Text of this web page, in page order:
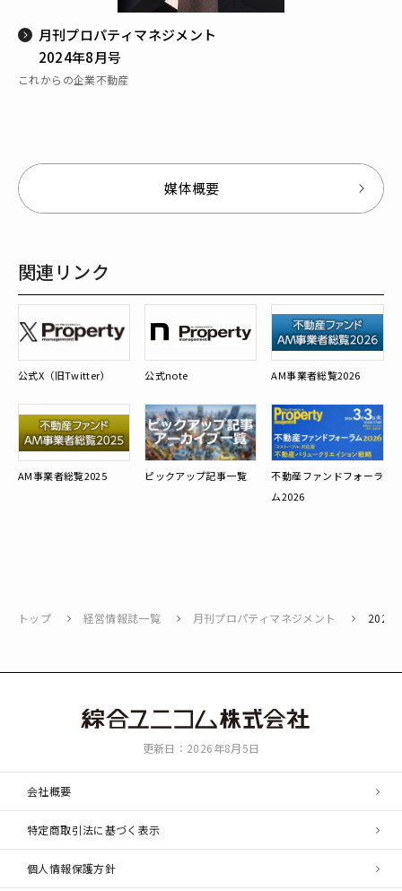
月刊プロパティマネジメント
2024年8月号
これからの企業不動産
媒体概要
関連リンク
公式X（旧Twitter） 公式note AM事業者総覧2026
AM事業者総覧2025 ピックアップ記事一覧
不動産ファンドフォーラ
ム2026
トップ 経営情報誌一覧 月刊プロパティマネジメント 2025
ニ
コ
ム
更新日：2026年8月5日
会社概要
特定商取引法に基づく表示
個人情報保護方針